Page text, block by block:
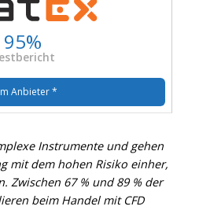
95%
Anbieter *
Instrumente und gehen
mit dem hohen Risiko einher,
Zwischen 67 % und 89 % der
beim Handel mit CFD